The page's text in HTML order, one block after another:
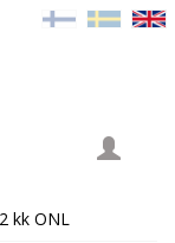
kk ONL